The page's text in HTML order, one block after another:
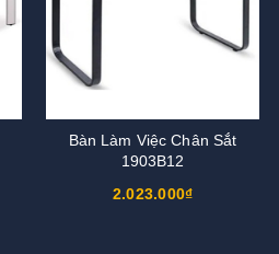
Bàn Làm Việc Chân Sắt
1903B12
2.023.000₫